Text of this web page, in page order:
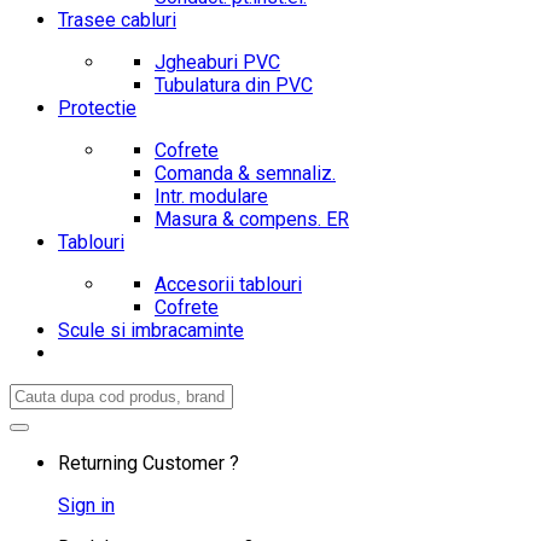
Trasee cabluri
Jgheaburi PVC
Tubulatura din PVC
Protectie
Cofrete
Comanda & semnaliz.
Intr. modulare
Masura & compens. ER
Tablouri
Accesorii tablouri
Cofrete
Scule si imbracaminte
Search
for:
Returning Customer ?
Sign in